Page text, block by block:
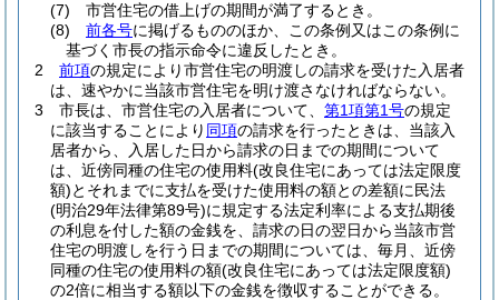
(7)
市営住宅の借上げの期間が満了するとき。
(8)
前各号に掲げるもののほか、この条例又はこの条例に
基づく市長の指示命令に違反したとき。
2
前項の規定により市営住宅の明渡しの請求を受けた入居者
は、速やかに当該市営住宅を明け渡さなければならない。
3
市長は、市営住宅の入居者について、 第1項第1号の規定
に該当することにより 同項の請求を行ったときは、当該入
居者から、入居した日から請求の日までの期間について
は、近傍同種の住宅の使用料(改良住宅にあっては法定限度
額)とそれまでに支払を受けた使用料の額との差額に民法
(明治29年法律第89号)に規定する法定利率による支払期後
の利息を付した額の金銭を、請求の日の翌日から当該市営
住宅の明渡しを行う日までの期間については、毎月、近傍
同種の住宅の使用料の額(改良住宅にあっては法定限度額)
の2倍に相当する額以下の金銭を徴収することができる。